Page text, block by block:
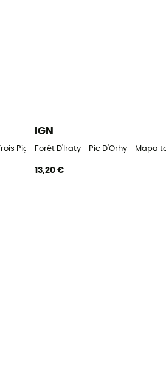
Pignons - Mapa topográfico
IGN
Forêt D'Iraty - Pic D'Orhy - Mapa
13,20 €